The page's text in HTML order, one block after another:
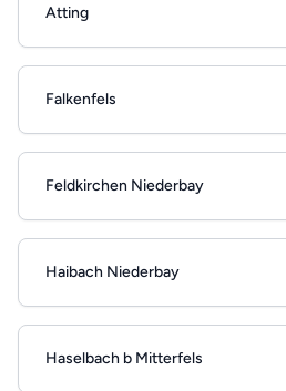
Atting
Falkenfels
Feldkirchen Niederbay
Haibach Niederbay
Haselbach b Mitterfels